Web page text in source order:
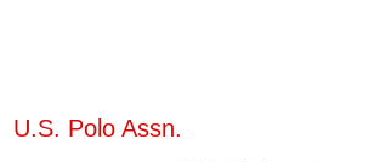
U.S. Polo Assn.